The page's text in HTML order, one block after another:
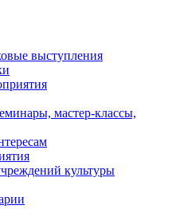
выступления
мастер-классы,
культуры